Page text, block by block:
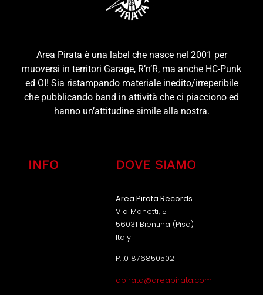
Area Pirata è una label che nasce nel 2001 per
muoversi in territori Garage, R’n’R, ma anche HC-Punk
ed OI! Sia ristampando materiale inedito/irreperibile
che pubblicando band in attività che ci piacciono ed
hanno un’attitudine simile alla nostra.
INFO DOVE SIAMO
Area Pirata Records
Via Manetti, 5
56031 Bientina (Pisa)
Italy
P.I.01876850502
apirata@areapirata.com